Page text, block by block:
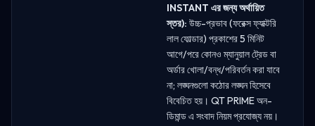
INSTANT এর জন্য অর্থায়িত
স্তর): উচ্চ-প্রভাব (ফরেক্স ফ্যাক্টরি
লাল ফোল্ডার) প্রকাশের 5 মিনিট
আগে/পরে কোনও ম্যানুয়াল ট্রেড বা
অর্ডার খোলা/বন্ধ/পরিবর্তন করা যাবে
না; লঙ্ঘনগুলো কঠোর লঙ্ঘন হিসেবে
বিবেচিত হয়। QT PRIME অন-
ডিমান্ড এ সংবাদ নিয়ম প্রযোজ্য নয়।